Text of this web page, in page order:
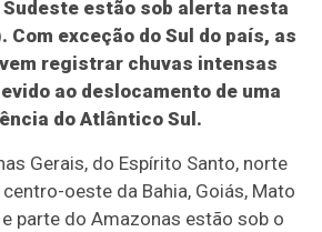
estão sob alerta nesta
exceção do Sul do país, as
registrar chuvas intensas
ao deslocamento de uma
do Atlântico Sul.
Gerais, do Espírito Santo, norte
oeste da Bahia, Goiás, Mato
parte do Amazonas estão sob o